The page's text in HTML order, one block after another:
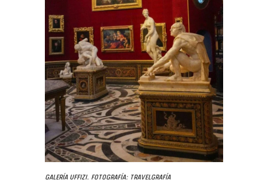
Galería Uffizi. Fotografía: Travelgrafía